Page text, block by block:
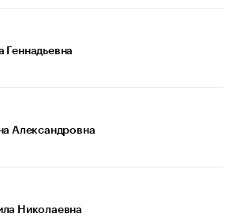
Александровна
Николаевна